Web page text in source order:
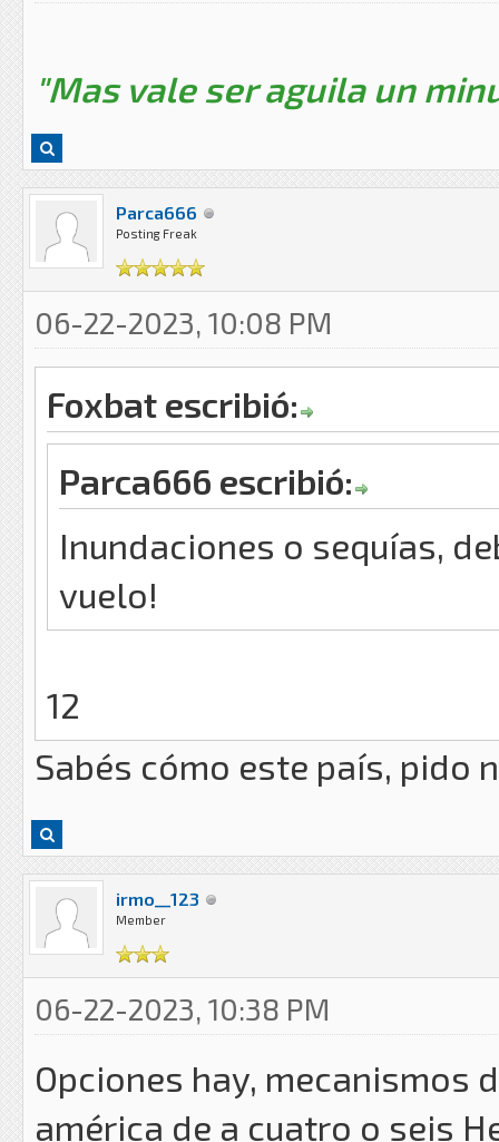
"Mas vale ser aguila un
Parca666
Posting Freak
06-22-2023, 10:08 PM
Foxbat escribió:
Parca666 escribió:
Inundaciones o sequías,
vuelo!
12
Sabés cómo este país, pido
irmo__123
Member
06-22-2023, 10:38 PM
Opciones hay, mecanismos
américa de a cuatro o seis